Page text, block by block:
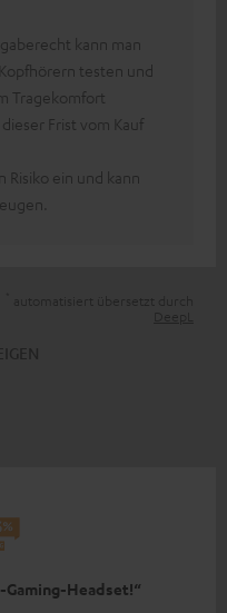
kann man
testen und
Tragekomfort
Frist vom Kauf
Risiko ein und kann
Headset!“